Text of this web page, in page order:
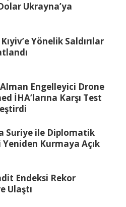
Ukrayna’ya
Yönelik Saldırılar
Engelleyici Drone
İHA’larına Karşı Test
Suriye ile Diplomatik
Kurmaya Açık
Endeksi Rekor
Ulaştı